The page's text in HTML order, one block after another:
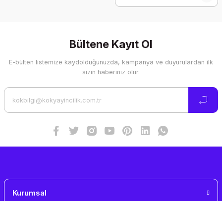
Bültene Kayıt Ol
E-bülten listemize kaydolduğunuzda, kampanya ve duyurulardan ilk
sizin haberiniz olur.
Kurumsal